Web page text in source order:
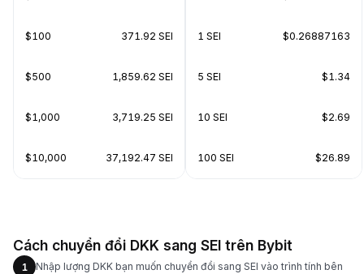
$100 371.92 SEI
$500 1,859.62 SEI
$1,000 3,719.25 SEI
$10,000 37,192.47 SEI
1 SEI $0.26887163
5 SEI $1.34
10 SEI $2.69
100 SEI $26.89
Cách chuyển đổi DKK sang SEI trên Bybit
1
Nhập lượng DKK bạn muốn chuyển đổi sang SEI vào trình tính bên